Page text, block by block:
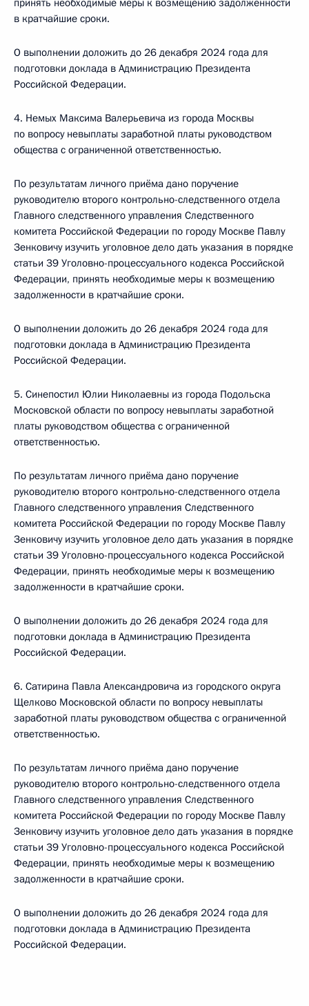
принять необходимые меры к возмещению задолженности
в кратчайшие сроки.
О выполнении доложить до 26 декабря 2024 года для
подготовки доклада в Администрацию Президента
Российской Федерации.
4. Немых Максима Валерьевича из города Москвы
по вопросу невыплаты заработной платы руководством
общества с ограниченной ответственностью.
По результатам личного приёма дано поручение
руководителю второго контрольно-следственного отдела
Главного следственного управления Следственного
комитета Российской Федерации по городу Москве Павлу
Зенковичу изучить уголовное дело дать указания в порядке
статьи 39 Уголовно-процессуального кодекса Российской
Федерации, принять необходимые меры к возмещению
задолженности в кратчайшие сроки.
О выполнении доложить до 26 декабря 2024 года для
подготовки доклада в Администрацию Президента
Российской Федерации.
5. Синепостил Юлии Николаевны из города Подольска
Московской области по вопросу невыплаты заработной
платы руководством общества с ограниченной
ответственностью.
По результатам личного приёма дано поручение
руководителю второго контрольно-следственного отдела
Главного следственного управления Следственного
комитета Российской Федерации по городу Москве Павлу
Зенковичу изучить уголовное дело дать указания в порядке
статьи 39 Уголовно-процессуального кодекса Российской
Федерации, принять необходимые меры к возмещению
задолженности в кратчайшие сроки.
О выполнении доложить до 26 декабря 2024 года для
подготовки доклада в Администрацию Президента
Российской Федерации.
6. Сатирина Павла Александровича из городского округа
Щелково Московской области по вопросу невыплаты
заработной платы руководством общества с ограниченной
ответственностью.
По результатам личного приёма дано поручение
руководителю второго контрольно-следственного отдела
Главного следственного управления Следственного
комитета Российской Федерации по городу Москве Павлу
Зенковичу изучить уголовное дело дать указания в порядке
статьи 39 Уголовно-процессуального кодекса Российской
Федерации, принять необходимые меры к возмещению
задолженности в кратчайшие сроки.
О выполнении доложить до 26 декабря 2024 года для
подготовки доклада в Администрацию Президента
Российской Федерации.